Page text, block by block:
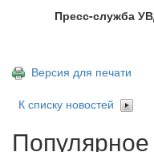
Пресс-служба
Версия для печати
К списку новостей
Популярное